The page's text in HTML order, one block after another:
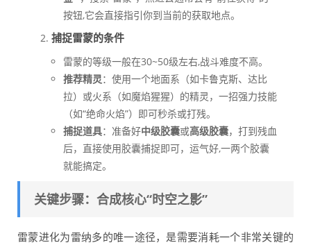
按钮,它会直接指引你到当前的获取地点。
捕捉雷蒙的条件
雷蒙的等级一般在30~50级左右,战斗难度不高。
推荐精灵：使用一个地面系（如卡鲁克斯、达比
拉）或火系（如魔焰猩猩）的精灵，一招强力技能
（如“绝命火焰”）即可秒杀或打残。
捕捉道具：准备好中级胶囊或高级胶囊，打到残血
后，直接使用胶囊捕捉即可，运气好,一两个胶囊
就能搞定。
关键步骤：合成核心“时空之影”
雷蒙进化为雷纳多的唯一途径，是需要消耗一个非常关键的